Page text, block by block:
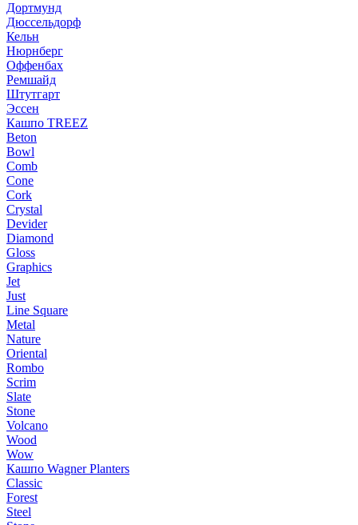
Дортмунд
Дюссельдорф
Кельн
Нюрнберг
Оффенбах
Ремшайд
Штутгарт
Эссен
Кашпо TREEZ
Beton
Bowl
Comb
Cone
Cork
Crystal
Devider
Diamond
Gloss
Graphics
Jet
Just
Line Square
Metal
Nature
Oriental
Rombo
Scrim
Slate
Stone
Volcano
Wood
Wow
Кашпо Wagner Planters
Classic
Forest
Steel